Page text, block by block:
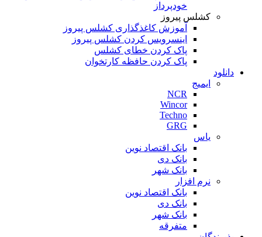
خودپرداز
کشلس پیروز
آموزش کاغذگذاری کشلس پیروز
اینسرویس کردن کشلس پیروز
پاک کردن خطای کشلس
پاک کردن حافظه کارتخوان
دانلود
ایمیج
NCR
Wincor
Techno
GRG
یاس
بانک اقتصاد نوین
بانک دی
بانک شهر
نرم افزار
بانک اقتصاد نوین
بانک دی
بانک شهر
متفرقه